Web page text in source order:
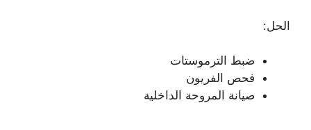
الحل:
ضبط الترموستات
فحص الفريون
صيانة المروحة الداخلية